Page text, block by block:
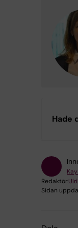
Hade
Redaktör:
Sidan